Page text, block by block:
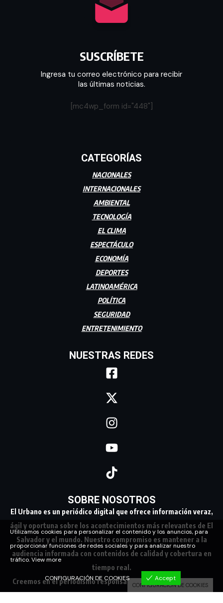
SUSCRÍBETE
Ingresa tu correo electrónico para recibir
las últimas noticias.
[mc4wp_form id="448"]
CATEGORÍAS
NACIONALES
INTERNACIONALES
AMBIENTAL
TECNOLOGÍA
EL CLIMA
ESPECTÁCULO
ECONOMÍA
DEPORTES
LATINOAMÉRICA
POLÍTICA
SEGURIDAD
ENTRETENIMIENTO
NUESTRAS REDES
SOBRE NOSOTROS
El Urbano es un periódico digital que ofrece información veraz,
ágil y oportuna sobre los acontecimientos más relevantes de El
Salvador y el mundo. Nuestro compromiso es mantener a la
audiencia informada con contenidos de calidad y cobertura en
tiempo real.
Creemos en el periodismo responsable, conectando a nuestra
Utilizamos cookies para personalizar el contenido y los anuncios, para
proporcionar funciones de redes sociales y para analizar nuestro
tráfico.View more
CONFIGURACIÓN DE COOKIES Accept
CONFIGURACIÓN DE COOKIES